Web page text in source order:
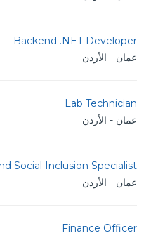
Backend .NET Developer
عمان - الأردن
Lab Technician
عمان - الأردن
Social Inclusion Specialist
عمان - الأردن
Finance Officer